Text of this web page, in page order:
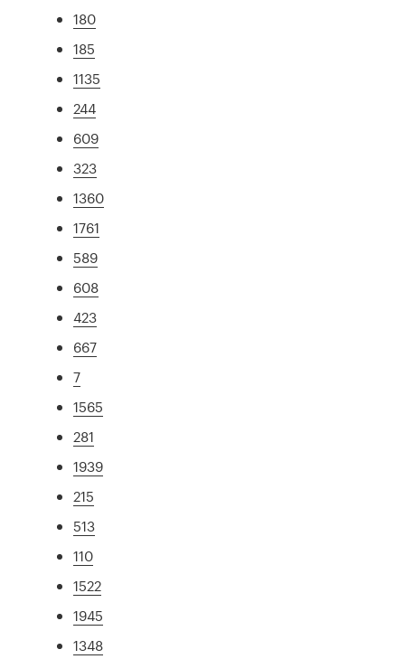
180
185
1135
244
609
323
1360
1761
589
608
423
667
7
1565
281
1939
215
513
110
1522
1945
1348